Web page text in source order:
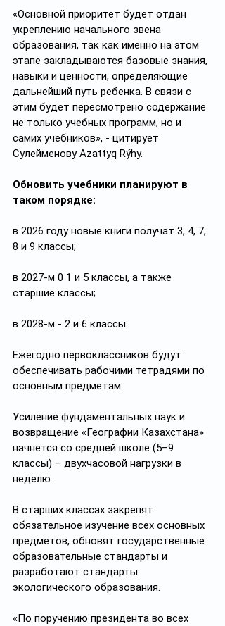
«Основной приоритет будет отдан
укреплению начального звена
образования, так как именно на этом
этапе закладываются базовые знания,
навыки и ценности, определяющие
дальнейший путь ребенка. В связи с
этим будет пересмотрено содержание
не только учебных программ, но и
самих учебников», - цитирует
Сулейменову Azattyq Rýhy.
Обновить учебники планируют в
таком порядке:
в 2026 году новые книги получат 3, 4, 7,
8 и 9 классы;
в 2027-м 0 1 и 5 классы, а также
старшие классы;
в 2028-м - 2 и 6 классы.
Ежегодно первоклассников будут
обеспечивать рабочими тетрадями по
основным предметам.
Усиление фундаментальных наук и
возвращение «Географии Казахстана»
начнется со средней школе (5–9
классы) – двухчасовой нагрузки в
неделю.
В старших классах закрепят
обязательное изучение всех основных
предметов, обновят государственные
образовательные стандарты и
разработают стандарты
экологического образования.
«По поручению президента во всех